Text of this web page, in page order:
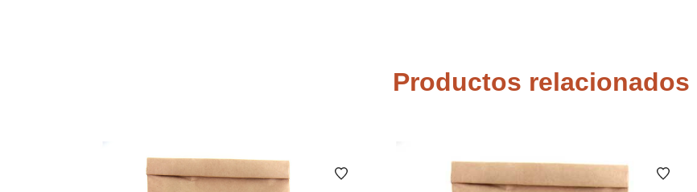
Productos relacionados